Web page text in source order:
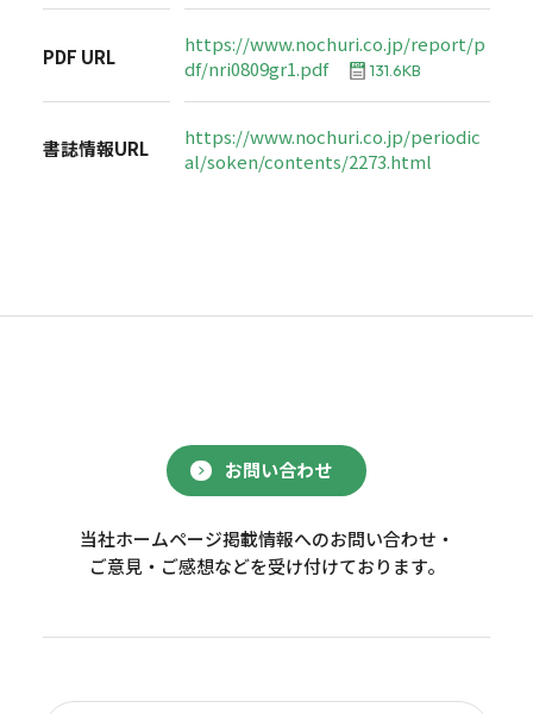
PDF URL
https://www.nochuri.co.jp/report/p
df/nri0809gr1.pdf
131.6KB
書誌情報URL
https://www.nochuri.co.jp/periodic
al/soken/contents/2273.html
お問い合わせ
当社ホームページ掲載情報へのお問い合わせ・
ご意見・ご感想などを受け付けております。